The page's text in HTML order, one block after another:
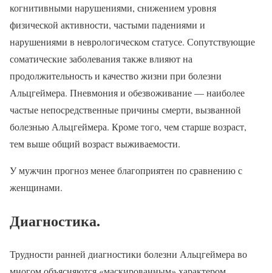
когнитивными нарушениями, снижением уровня
физической активности, частыми падениями и
нарушениями в неврологическом статусе. Сопутствующие
соматические заболевания также влияют на
продолжительность и качество жизни при болезни
Альцгеймера. Пневмония и обезвоживание — наиболее
частые непосредственные причины смерти, вызванной
болезнью Альцгеймера. Кроме того, чем старше возраст,
тем выше общий возраст выживаемости.
У мужчин прогноз менее благоприятен по сравнению с
женщинами.
Диагностика.
Трудности ранней диагностики болезни Альцгеймера во